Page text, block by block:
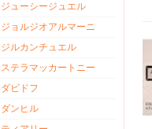
ジューシージュエル
ジョルジオアルマーニ
ジルカンチュエル
ステラマッカートニー
ダビドフ
ダンヒル